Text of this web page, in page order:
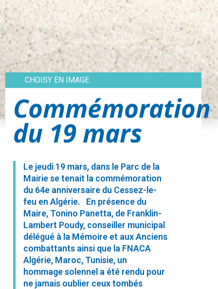
CHOISY EN IMAGE
Commémoration
du 19 mars
Le jeudi 19 mars, dans le Parc de la
Mairie se tenait la commémoration
du 64e anniversaire du Cessez-le-
feu en Algérie. En présence du
Maire, Tonino Panetta, de Franklin-
Lambert Poudy, conseiller municipal
délégué à la Mémoire et aux Anciens
combattants ainsi que la FNACA
Algérie, Maroc, Tunisie, un
hommage solennel a été rendu pour
ne jamais oublier ceux tombés